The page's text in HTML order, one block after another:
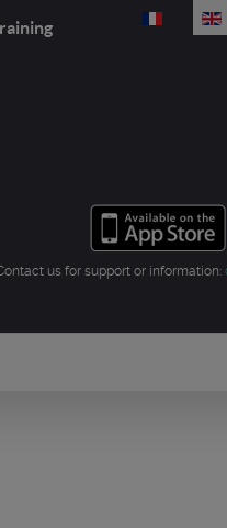
Select your
us for support or information: